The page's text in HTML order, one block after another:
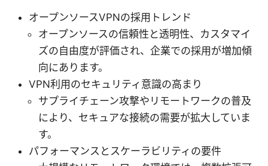
オープンソースVPNの採用トレンド
オープンソースの信頼性と透明性、カスタマイ
ズの自由度が評価され、企業での採用が増加傾
向にあります。
VPN利用のセキュリティ意識の高まり
サプライチェーン攻撃やリモートワークの普及
により、セキュアな接続の需要が拡大していま
す。
パフォーマンスとスケーラビリティの要件